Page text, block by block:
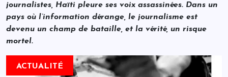
journalistes, Haïti pleure ses voix assassinées. Dans un
pays où l’information dérange, le journalisme est
devenu un champ de bataille, et la vérité, un risque
mortel.
ACTUALITÉ